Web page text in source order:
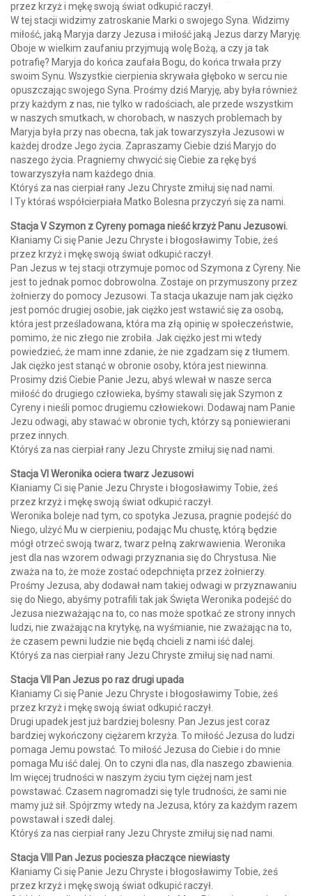
przez krzyż i mękę swoją świat odkupić raczył.
W tej stacji widzimy zatroskanie Marki o swojego Syna. Widzimy
miłość, jaką Maryja darzy Jezusa i miłość jaką Jezus darzy Maryję.
Oboje w wielkim zaufaniu przyjmują wolę Bożą, a czy ja tak
potrafię? Maryja do końca zaufała Bogu, do końca trwała przy
swoim Synu. Wszystkie cierpienia skrywała głęboko w sercu nie
opuszczając swojego Syna. Prośmy dziś Maryję, aby była również
przy każdym z nas, nie tylko w radościach, ale przede wszystkim
w naszych smutkach, w chorobach, w naszych problemach by
Maryja była przy nas obecna, tak jak towarzyszyła Jezusowi w
każdej drodze Jego życia. Zapraszamy Ciebie dziś Maryjo do
naszego życia. Pragniemy chwycić się Ciebie za rękę byś
towarzyszyła nam każdego dnia.
Któryś za nas cierpiał rany Jezu Chryste zmiłuj się nad nami.
I Ty któraś współcierpiała Matko Bolesna przyczyń się za nami.
Stacja V Szymon z Cyreny pomaga nieść krzyż Panu Jezusowi.
Kłaniamy Ci się Panie Jezu Chryste i błogosławimy Tobie, żeś
przez krzyż i mękę swoją świat odkupić raczył.
Pan Jezus w tej stacji otrzymuje pomoc od Szymona z Cyreny. Nie
jest to jednak pomoc dobrowolna. Zostaje on przymuszony przez
żołnierzy do pomocy Jezusowi. Ta stacja ukazuje nam jak ciężko
jest pomóc drugiej osobie, jak ciężko jest wstawić się za osobą,
która jest prześladowana, która ma złą opinię w społeczeństwie,
pomimo, że nic złego nie zrobiła. Jak ciężko jest mi wtedy
powiedzieć, że mam inne zdanie, że nie zgadzam się z tłumem.
Jak ciężko jest stanąć w obronie osoby, która jest niewinna.
Prosimy dziś Ciebie Panie Jezu, abyś wlewał w nasze serca
miłość do drugiego człowieka, byśmy stawali się jak Szymon z
Cyreny i nieśli pomoc drugiemu człowiekowi. Dodawaj nam Panie
Jezu odwagi, aby stawać w obronie tych, którzy są poniewierani
przez innych.
Któryś za nas cierpiał rany Jezu Chryste zmiłuj się nad nami.
Stacja VI Weronika ociera twarz Jezusowi
Kłaniamy Ci się Panie Jezu Chryste i błogosławimy Tobie, żeś
przez krzyż i mękę swoją świat odkupić raczył.
Weronika boleje nad tym, co spotyka Jezusa, pragnie podejść do
Niego, ulżyć Mu w cierpieniu, podając Mu chustę, którą będzie
mógł otrzeć swoją twarz, twarz pełną zakrwawienia. Weronika
jest dla nas wzorem odwagi przyznania się do Chrystusa. Nie
zważa na to, że może zostać odepchnięta przez żołnierzy.
Prośmy Jezusa, aby dodawał nam takiej odwagi w przyznawaniu
się do Niego, abyśmy potrafili tak jak Święta Weronika podejść do
Jezusa niezważając na to, co nas może spotkać ze strony innych
ludzi, nie zważając na krytykę, na wyśmianie, nie zważając na to,
że czasem pewni ludzie nie będą chcieli z nami iść dalej.
Któryś za nas cierpiał rany Jezu Chryste zmiłuj się nad nami.
Stacja VII Pan Jezus po raz drugi upada
Kłaniamy Ci się Panie Jezu Chryste i błogosławimy Tobie, żeś
przez krzyż i mękę swoją świat odkupić raczył.
Drugi upadek jest już bardziej bolesny. Pan Jezus jest coraz
bardziej wykończony ciężarem krzyża. To miłość Jezusa do ludzi
pomaga Jemu powstać. To miłość Jezusa do Ciebie i do mnie
pomaga Mu iść dalej. On to czyni dla nas, dla naszego zbawienia.
Im więcej trudności w naszym życiu tym ciężej nam jest
powstawać. Czasem nagromadzi się tyle trudności, że sami nie
mamy już sił. Spójrzmy wtedy na Jezusa, który za każdym razem
powstawał i szedł dalej.
Któryś za nas cierpiał rany Jezu Chryste zmiłuj się nad nami.
Stacja VIII Pan Jezus pociesza płaczące niewiasty
Kłaniamy Ci się Panie Jezu Chryste i błogosławimy Tobie, żeś
przez krzyż i mękę swoją świat odkupić raczył.